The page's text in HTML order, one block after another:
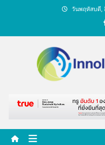
วันพฤหัสบดี,
คนกับคว
นวั